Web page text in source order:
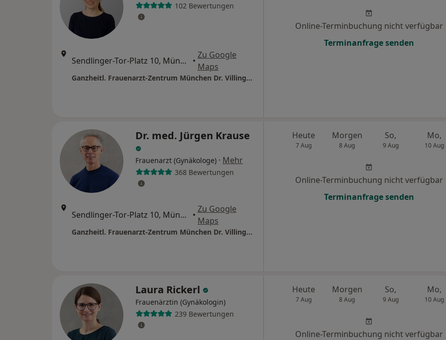
102 Bewertungen
Sendlinger-Tor-Platz 10, München •
Zu Google
Maps
Ganzheitl. Frauenarzt-Zentrum München Dr. Villinger und Kollegen
Online-Terminbuchung nicht verfügbar
Terminanfrage senden
Dr. med. Jürgen Krause
Frauenarzt (Gynäkologe) · Mehr
368 Bewertungen
Sendlinger-Tor-Platz 10, München •
Zu Google
Maps
Ganzheitl. Frauenarzt-Zentrum München Dr. Villinger und Kollegen
Heute
7 Aug
Morgen
8 Aug
So,
9 Aug
Mo,
10 Aug
Online-Terminbuchung nicht verfügbar
Terminanfrage senden
Laura Rickerl
Frauenärztin (Gynäkologin)
239 Bewertungen
Heute
7 Aug
Morgen
8 Aug
So,
9 Aug
Mo,
10 Aug
Online-Terminbuchung nicht verfügbar